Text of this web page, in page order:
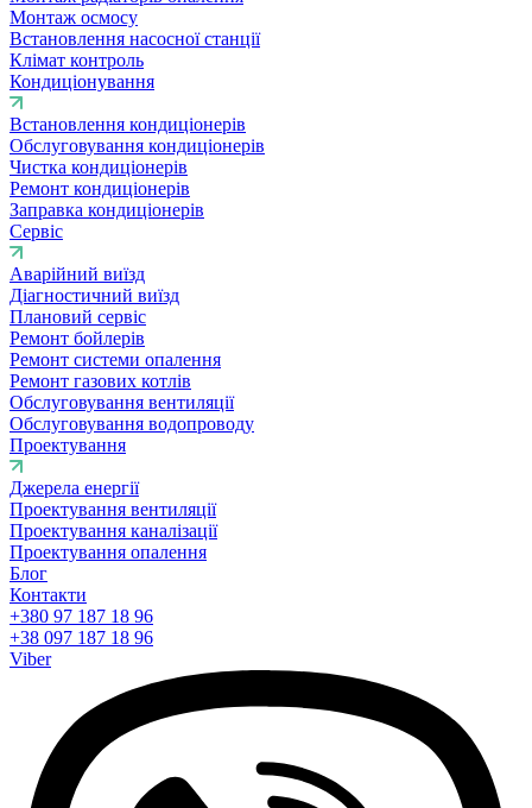
Монтаж осмосу
Встановлення насосної станції
Клімат контроль
Кондиціонування
Встановлення кондиціонерів
Обслуговування кондиціонерів
Чистка кондиціонерів
Ремонт кондиціонерів
Заправка кондиціонерів
Сервіс
Аварійний виїзд
Діагностичний виїзд
Плановий сервіс
Ремонт бойлерів
Ремонт системи опалення
Ремонт газових котлів
Обслуговування вентиляції
Обслуговування водопроводу
Проектування
Джерела енергії
Проектування вентиляції
Проектування каналізації
Проектування опалення
Блог
Контакти
+380 97 187 18 96
+38 097 187 18 96
Viber